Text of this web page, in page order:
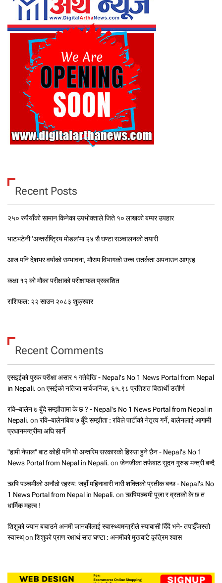
Recent Posts
२५० रुपैयाँको सामान किनेका उपभोक्ताले जिते १० लाखको बम्पर उपहार
भाटभटेनी ‘अन्तर्राष्ट्रिय मोडल’मा २४ सै घण्टा सञ्चालनको तयारी
आज पनि देशभर वर्षाको सम्भावना, मौसम विभागको उच्च सतर्कता अपनाउन आग्रह
कक्षा १२ को मौका परीक्षाको परीक्षाफल प्रकाशित
राशिफल: २२ साउन २०८३ शुक्रवार
Recent Comments
एसइईको पुरक परीक्षा असार १ गतेदेखि - Nepal's No 1 News Portal from Nepal
in Nepali. on एसईको नतिजा सार्वजनिक, ६५.९८ प्रतिशत विद्यार्थी उत्तीर्ण
रवि–बालेन ७ बुँदे सम्झौतामा के छ ? - Nepal's No 1 News Portal from Nepal in
Nepali. on रवि–बालेनबिच ७ बुँदे सम्झौता : रविले पार्टीको नेतृत्व गर्ने, बालेनलाई आगामी
प्रधानमन्त्रीमा अघि सार्ने
"हामी नेपाल" बाट कोही पनि यो अन्तरिम सरकारको हिस्सा हुने छैन - Nepal's No 1
News Portal from Nepal in Nepali. on जेनजीका तर्फबाट सुदन गुरुङ मन्त्री बन्दै
ऋषि पञ्चमीको अनौठो रहस्य: जहाँ महिनावारी नारी शक्तिको प्रतीक बन्छ - Nepal's No
1 News Portal from Nepal in Nepali. on ऋषिपञ्चमी पूजा र व्रतको के छ त
धार्मिक महत्व !
शिशुको ज्यान बचाउने अनमी जानकीलाई स्वास्थ्यमन्त्रीले स्याबासी दिँदै भने- तपाईँजस्तो
स्वास्थ्on शिशुको प्राण रक्षार्थ सात घण्टा : अनमीको मुखबाटै कृत्रिम श्वास